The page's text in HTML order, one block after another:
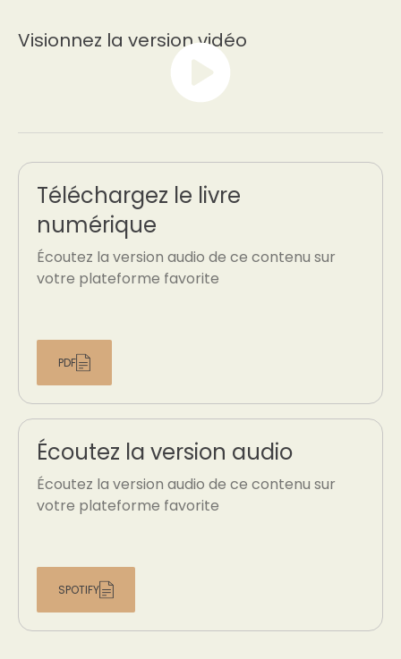
Visionnez la version vidéo
Téléchargez le livre
numérique
Écoutez la version audio de ce contenu sur
votre plateforme favorite
PDF
Écoutez la version audio
Écoutez la version audio de ce contenu sur
votre plateforme favorite
SPOTIFY